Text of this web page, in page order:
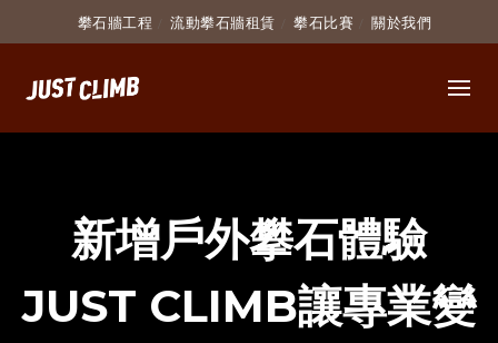
攀石牆工程 流動攀石牆租賃 攀石比賽 關於我們
新增戶外攀石體驗
JUST CLIMB讓專業變